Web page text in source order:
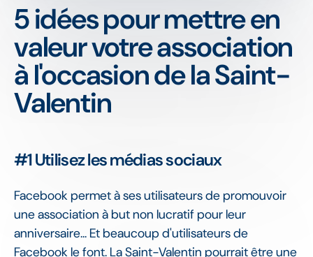
5 idées pour mettre en
valeur votre association
à l'occasion de la Saint-
Valentin
#1 Utilisez les médias sociaux
Facebook permet à ses utilisateurs de promouvoir
une association à but non lucratif pour leur
anniversaire... Et beaucoup d'utilisateurs de
Facebook le font. La Saint-Valentin pourrait être une